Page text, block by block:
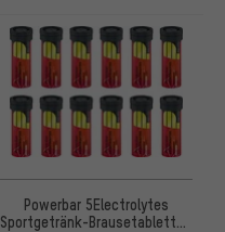
Powerbar 5Electrolytes
Sportgetränk-Brausetabletten